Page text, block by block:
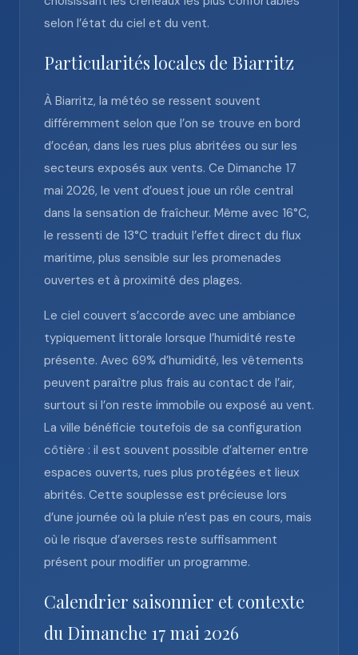
selon l’état du ciel et du vent.
Particularités locales de Biarritz
À Biarritz, la météo se ressent souvent
différemment selon que l’on se trouve en bord
d’océan, dans les rues plus abritées ou sur les
secteurs exposés aux vents. Ce Dimanche 17
mai 2026, le vent d’ouest joue un rôle central
dans la sensation de fraîcheur. Même avec 16°C,
le ressenti de 13°C traduit l’effet direct du flux
maritime, plus sensible sur les promenades
ouvertes et à proximité des plages.
Le ciel couvert s’accorde avec une ambiance
typiquement littorale lorsque l’humidité reste
présente. Avec 69% d’humidité, les vêtements
peuvent paraître plus frais au contact de l’air,
surtout si l’on reste immobile ou exposé au vent.
La ville bénéficie toutefois de sa configuration
côtière : il est souvent possible d’alterner entre
espaces ouverts, rues plus protégées et lieux
abrités. Cette souplesse est précieuse lors
d’une journée où la pluie n’est pas en cours, mais
où le risque d’averses reste suffisamment
présent pour modifier un programme.
Calendrier saisonnier et contexte
du Dimanche 17 mai 2026